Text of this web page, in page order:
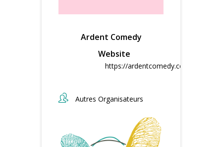
Ardent Comedy
Website
https://ardentcomedy.com/
Autres Organisateurs